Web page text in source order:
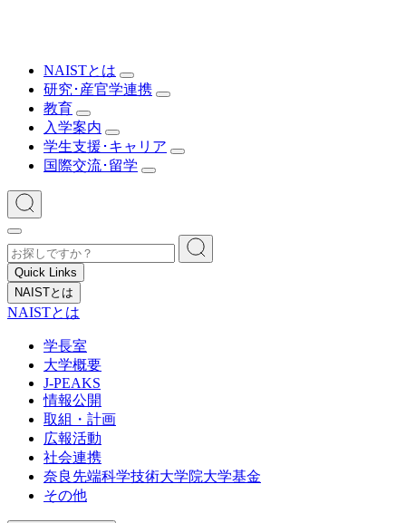
NAISTとは
研究･産官学連携
教育
入学案内
学生支援･キャリア
国際交流･留学
Quick Links
NAISTとは
NAISTとは
学長室
大学概要
J-PEAKS
情報公開
取組・計画
広報活動
社会連携
奈良先端科学技術大学院大学基金
その他